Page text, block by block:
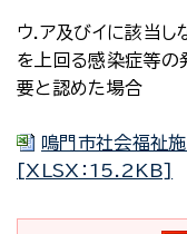
ウ.ア及びイに該当し
を上回る感染症等の
要と認めた場合
鳴門市社会福祉
[XLSX：15.2KB]